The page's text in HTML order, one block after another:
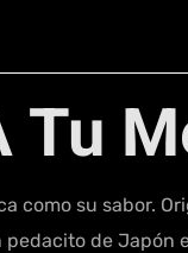
Tu
como su sabor.
de Japón